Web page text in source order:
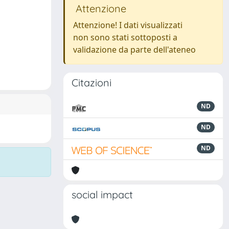
Attenzione
Attenzione! I dati visualizzati
non sono stati sottoposti a
validazione da parte dell'ateneo
Citazioni
ND
ND
ND
social impact